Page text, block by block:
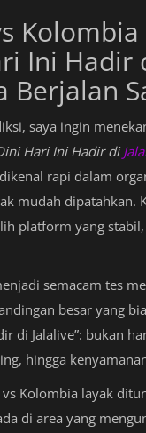
Ini Hadir
Berjalan
saya ingin
Hari Ini Hadir di
rapi dalam
mudah
platform yang
semacam tes
besar yang
di Jalalive”: bukan
hingga
Kolombia layak
di area yang